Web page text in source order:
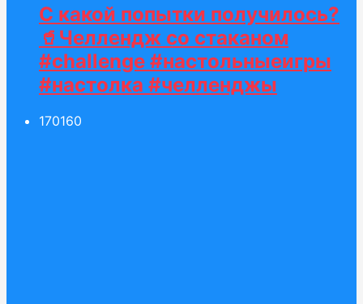
С какой попытки получилось?
🥤Челлендж со стаканом
#challenge #настольныеигры
#настолка #челленджы
170160